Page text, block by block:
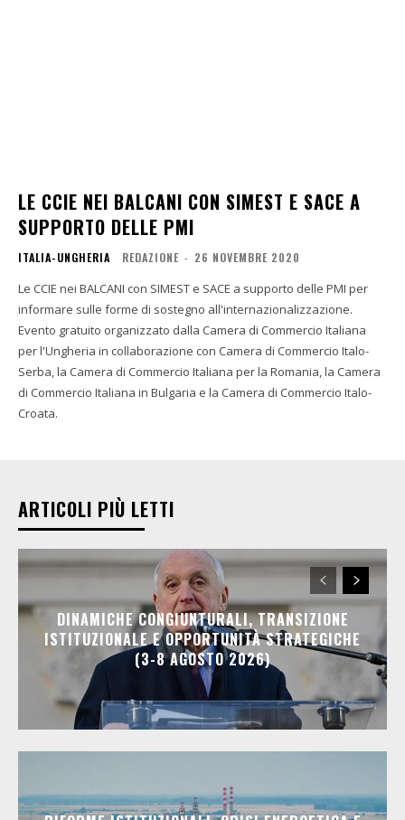
LE CCIE NEI BALCANI CON SIMEST E SACE A
SUPPORTO DELLE PMI
ITALIA-UNGHERIA REDAZIONE - 26 NOVEMBRE 2020
Le CCIE nei BALCANI con SIMEST e SACE a supporto delle PMI per
informare sulle forme di sostegno all'internazionalizzazione.
Evento gratuito organizzato dalla Camera di Commercio Italiana
per l'Ungheria in collaborazione con Camera di Commercio Italo-
Serba, la Camera di Commercio Italiana per la Romania, la Camera
di Commercio Italiana in Bulgaria e la Camera di Commercio Italo-
Croata.
ARTICOLI PIÙ LETTI
DINAMICHE CONGIUNTURALI, TRANSIZIONE
ISTITUZIONALE E OPPORTUNITÀ STRATEGICHE
(3-8 AGOSTO 2026)